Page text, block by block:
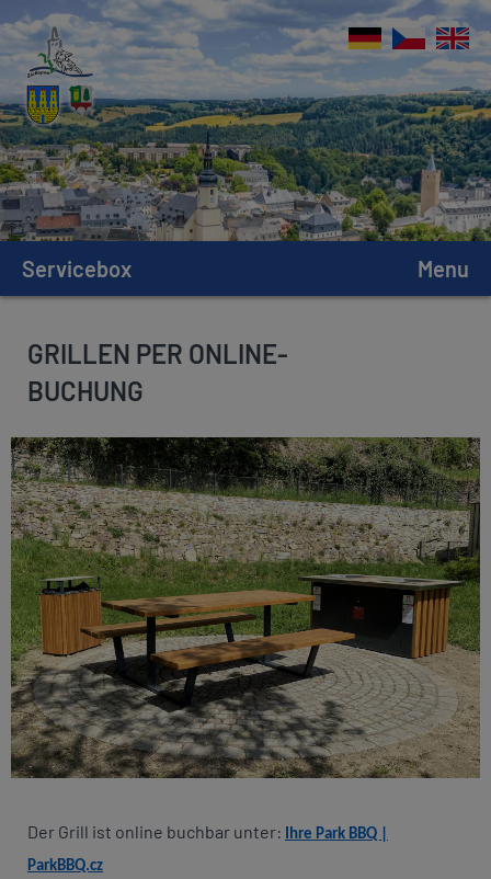
Servicebox Menu
GRILLEN PER ONLINE-
BUCHUNG
Der Grill ist online buchbar unter:
Ihre Park BBQ |
ParkBBQ.cz